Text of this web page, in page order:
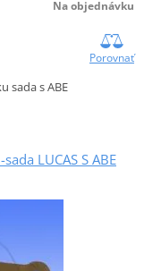
Na objednávku
Porovnať
sada s ABE
LUCAS S ABE